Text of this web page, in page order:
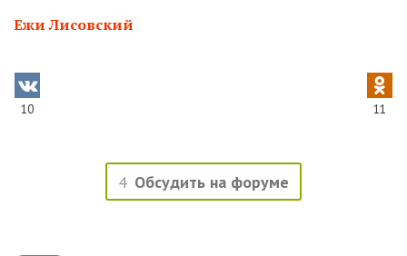
Ежи Лисовский
10 11
4 Обсудить на форуме